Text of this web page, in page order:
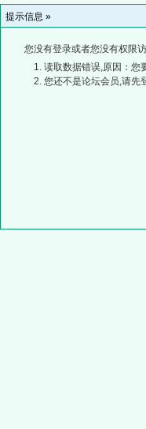
提示信息 »
您没有登录或者您没有权限
读取数据错误,原因：您
您还不是论坛会员,请先